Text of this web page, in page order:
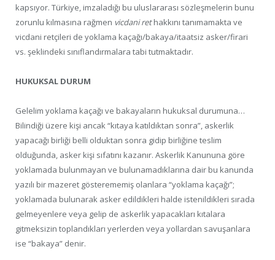
kapsıyor. Türkiye, imzaladığı bu uluslararası sözleşmelerin bunu
zorunlu kılmasına rağmen vicdani rethakkını tanımamakta ve
vicdani retçileri de yoklama kaçağı/bakaya/itaatsiz asker/firari
vs. şeklindeki sınıflandırmalara tabi tutmaktadır.
HUKUKSAL DURUM
Gelelim yoklama kaçağı ve bakayaların hukuksal durumuna…
Bilindiği üzere kişi ancak “kıtaya katıldıktan sonra”, askerlik
yapacağı birliği belli olduktan sonra gidip birliğine teslim
olduğunda, asker kişi sıfatını kazanır. Askerlik Kanununa göre
yoklamada bulunmayan ve bulunamadıklarına dair bu kanunda
yazılı bir mazeret gösterememiş olanlara “yoklama kaçağı”;
yoklamada bulunarak asker edildikleri halde istenildikleri sırada
gelmeyenlere veya gelip de askerlik yapacakları kıtalara
gitmeksizin toplandıkları yerlerden veya yollardan savuşanlara
ise “bakaya” denir.